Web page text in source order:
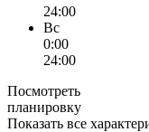
24:00
Вс
0:00
24:00
Посмотреть
планировку
Показать все